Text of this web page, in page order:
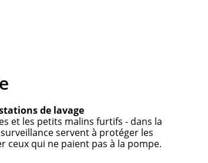
de lavage
et les petits malins furtifs - dans la
servent à protéger les
ceux qui ne paient pas à la pompe.